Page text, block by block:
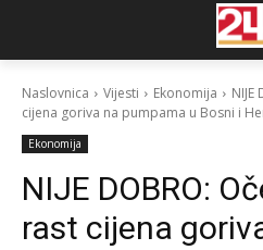
Naslovnica Vijesti Ekonomija
cijena goriva na pumpama u Bosni i
Ekonomija
NIJE DOBRO:
rast cijena